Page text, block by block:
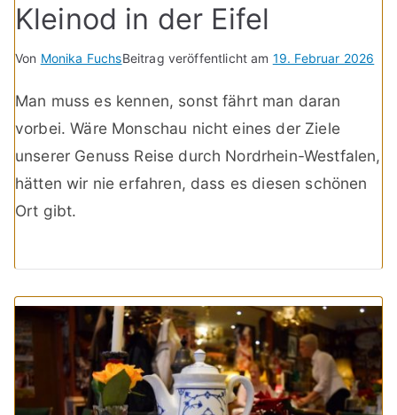
Kleinod in der Eifel
Von Monika FuchsBeitrag veröffentlicht am 19. Februar 2026
Man muss es kennen, sonst fährt man daran
vorbei. Wäre Monschau nicht eines der Ziele
unserer Genuss Reise durch Nordrhein-Westfalen,
hätten wir nie erfahren, dass es diesen schönen
Ort gibt.